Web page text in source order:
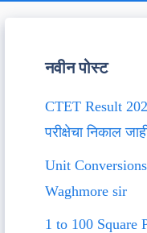
नवीन पोस्ट
CTET Result
परीक्षेचा निकाल
Unit
Waghmore sir
1 to 100 Square